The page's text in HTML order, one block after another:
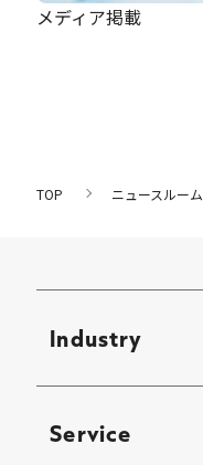
メディア掲載
TOP ニュースルーム
Industry
Service